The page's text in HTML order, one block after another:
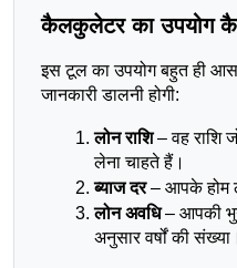
कैलकुलेटर का उपयोग
इस टूल का उपयोग बहुत ही
जानकारी डालनी होगी:
लोन राशि – वह राशि
लेना चाहते हैं।
ब्याज दर – आपके होम
लोन अवधि – आपकी
अनुसार वर्षों की संख्या।